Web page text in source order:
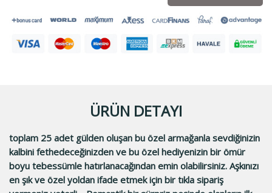
ÜRÜN DETAYI
toplam 25 adet gülden oluşan bu özel armağanla sevdiğinizin
kalbini fethedeceğinizden ve bu özel hediyenizin bir ömür
boyu tebessümle hatırlanacağından emin olabilirsiniz. Aşkınızı
en şık ve özel yoldan ifade etmek için bir tıkla sipariş